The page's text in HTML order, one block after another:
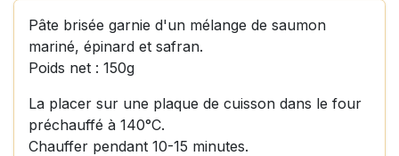
Pâte brisée garnie d'un mélange de saumon
mariné, épinard et safran.
Poids net : 150g
La placer sur une plaque de cuisson dans le four
préchauffé à 140°C.
Chauffer pendant 10-15 minutes.